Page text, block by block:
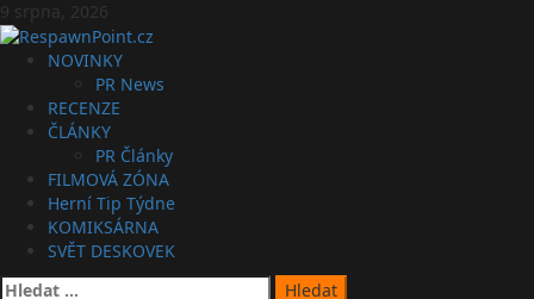
Skip
to
content
9 srpna, 2026
PrimaryNOVINKY
PR News
RECENZE
ČLÁNKY
PR Články
FILMOVÁ ZÓNA
Herní Tip Týdne
KOMIKSÁRNA
SVĚT DESKOVEK
Vyhledávání